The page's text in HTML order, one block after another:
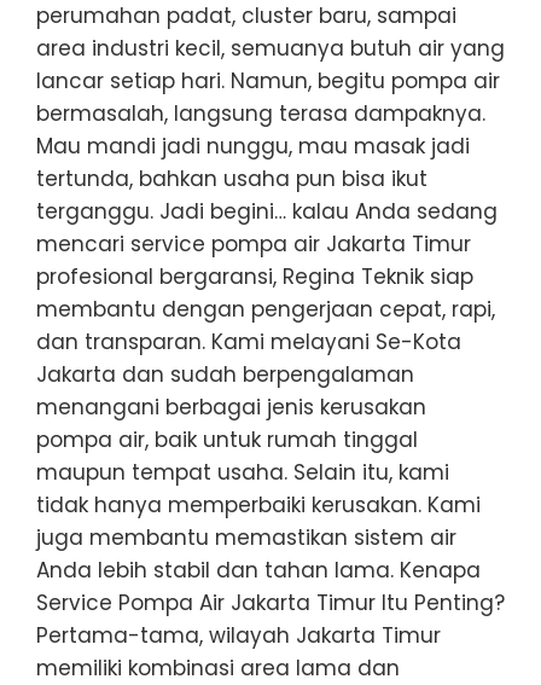
perumahan padat, cluster baru, sampai
area industri kecil, semuanya butuh air yang
lancar setiap hari. Namun, begitu pompa air
bermasalah, langsung terasa dampaknya.
Mau mandi jadi nunggu, mau masak jadi
tertunda, bahkan usaha pun bisa ikut
terganggu. Jadi begini… kalau Anda sedang
mencari service pompa air Jakarta Timur
profesional bergaransi, Regina Teknik siap
membantu dengan pengerjaan cepat, rapi,
dan transparan. Kami melayani Se-Kota
Jakarta dan sudah berpengalaman
menangani berbagai jenis kerusakan
pompa air, baik untuk rumah tinggal
maupun tempat usaha. Selain itu, kami
tidak hanya memperbaiki kerusakan. Kami
juga membantu memastikan sistem air
Anda lebih stabil dan tahan lama. Kenapa
Service Pompa Air Jakarta Timur Itu Penting?
Pertama-tama, wilayah Jakarta Timur
memiliki kombinasi area lama dan